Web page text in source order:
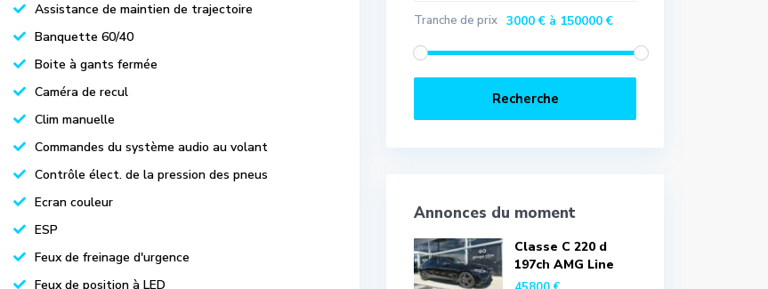
Assistance de maintien de trajectoire
Banquette 60/40
Boite à gants fermée
Caméra de recul
Clim manuelle
Commandes du système audio au volant
Contrôle élect. de la pression des pneus
Ecran couleur
ESP
Feux de freinage d'urgence
Feux de position à LED
Tranche de prix 3000 € à 150000 €
Recherche
Annonces du moment
Classe C 220 d
197ch AMG Line